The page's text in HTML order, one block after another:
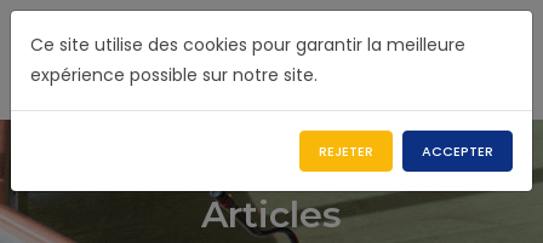
Articles
Ce site utilise des cookies pour garantir la meilleure
expérience possible sur notre site.
REJETER ACCEPTER